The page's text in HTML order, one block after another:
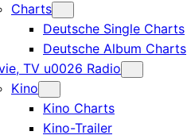
Charts
Deutsche Single Charts
Deutsche Album Charts
TV u0026 Radio
Kino
Kino Charts
Kino-Trailer